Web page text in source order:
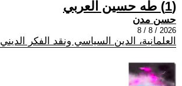
(1) طه حسين العربي
حسن مدن
2026 / 8 / 8
العلمانية، الدين السياسي ونقد الفكر الديني